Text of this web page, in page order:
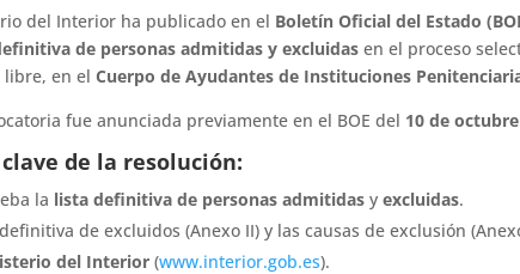
del Interior ha publicado en el Boletín Oficial del Estado
de personas admitidas y excluidasen el proceso
libre, en el Cuerpo de Ayudantes de Instituciones
fue anunciada previamente en el BOE del 10 de
de la resolución:
la lista definitiva de personas admitidasy excluidas.
de excluidos (Anexo II) y las causas de exclusión
del Interior(www.interior.gob.es).